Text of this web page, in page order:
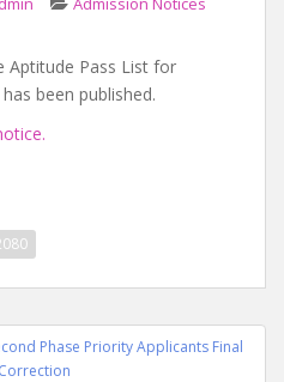
Aptitude Pass List for
been published.
Phase Priority Applicants Final